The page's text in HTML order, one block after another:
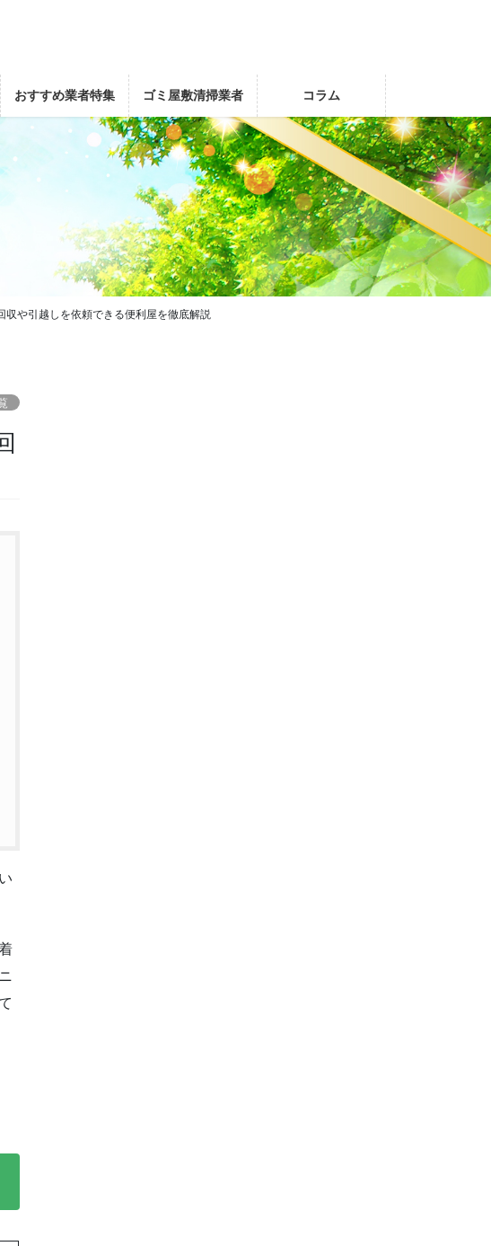
おすすめ業者特集 ゴミ屋敷清掃業者 コラム
や引越しを依頼できる便利屋を徹底解説